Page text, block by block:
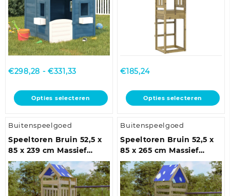
€298,28 - €331,33Prijsklasse:
tot
€331,33
Opties selecteren
Dit
product
meerdere
variaties.
Deze
optie
kan
gekozen
worden
€185,24
Opties selecteren
Dit
product
meerdere
variaties.
Deze
optie
kan
gekozen
worden
Buitenspeelgoed
Speeltoren Bruin 52,5 x
85 x 239 cm Massief
geïmpregneerd hout
Buitenspeelgoed
Speeltoren Bruin 52,5 x
85 x 265 cm Massief
geïmpregneerd hout